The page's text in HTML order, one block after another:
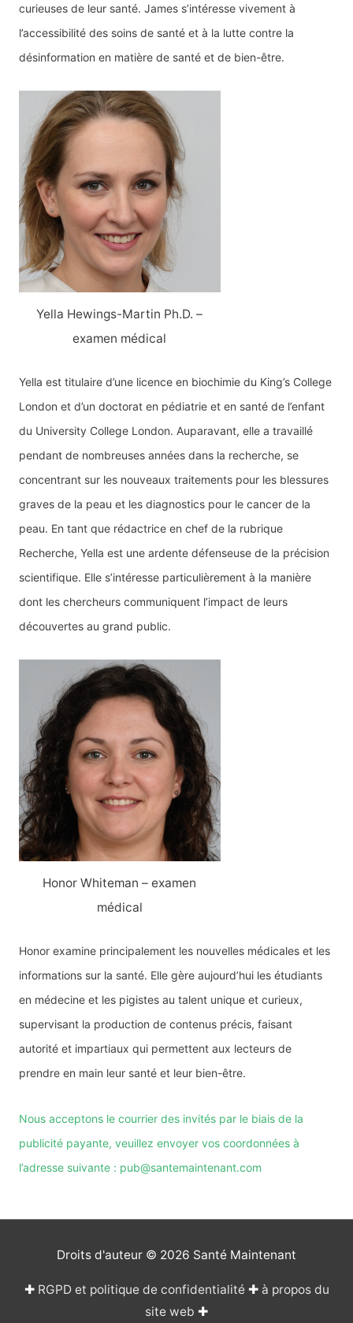
curieuses de leur santé. James s’intéresse vivement à
l’accessibilité des soins de santé et à la lutte contre la
désinformation en matière de santé et de bien-être.
Yella Hewings-Martin Ph.D. –
examen médical
Yella est titulaire d’une licence en biochimie du King’s College
London et d’un doctorat en pédiatrie et en santé de l’enfant
du University College London. Auparavant, elle a travaillé
pendant de nombreuses années dans la recherche, se
concentrant sur les nouveaux traitements pour les blessures
graves de la peau et les diagnostics pour le cancer de la
peau. En tant que rédactrice en chef de la rubrique
Recherche, Yella est une ardente défenseuse de la précision
scientifique. Elle s’intéresse particulièrement à la manière
dont les chercheurs communiquent l’impact de leurs
découvertes au grand public.
Honor Whiteman – examen
médical
Honor examine principalement les nouvelles médicales et les
informations sur la santé. Elle gère aujourd’hui les étudiants
en médecine et les pigistes au talent unique et curieux,
supervisant la production de contenus précis, faisant
autorité et impartiaux qui permettent aux lecteurs de
prendre en main leur santé et leur bien-être.
Nous acceptons le courrier des invités par le biais de la
publicité payante, veuillez envoyer vos coordonnées à
l’adresse suivante : pub@santemaintenant.com
Droits d'auteur © 2026 Santé Maintenant
✚ RGPD et politique de confidentialité✚ à propos du
site web ✚